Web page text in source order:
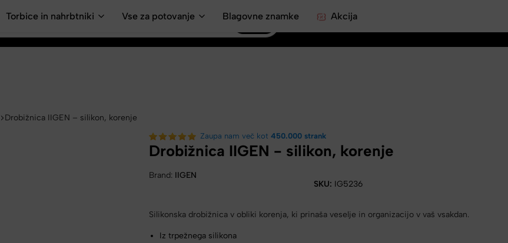
Torbice in nahrbtniki Vse za potovanje Blagovne znamke Akcija
Drobižnica IIGEN – silikon, korenje
Zaupa nam več kot450.000 strank
Drobižnica IIGEN - silikon, korenje
Brand: IIGEN
SKU: IG5236
Silikonska drobižnica v obliki korenja, ki prinaša veselje in organizacijo v vaš vsakdan.
Iz trpežnega silikona